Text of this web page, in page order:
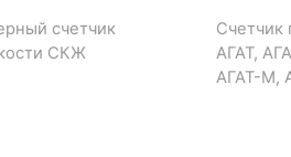
счетчик
СКЖ
Счетчик
АГАТ,
АГАТ-М,